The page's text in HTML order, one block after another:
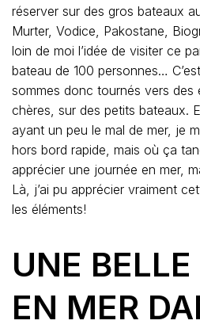
réserver sur des gros bateaux
Murter, Vodice, Pakostane,
loin de moi l’idée de visiter ce
bateau de 100 personnes…
sommes donc tournés vers des
chères, sur des petits bateaux.
ayant un peu le mal de mer, je
hors bord rapide, mais où ça
apprécier une journée en mer,
Là, j’ai pu apprécier vraiment
les éléments!
UNE
EN MER